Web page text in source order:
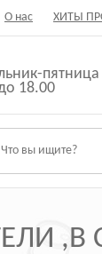
О нас ХИТЫ
пятница
18.00
,В